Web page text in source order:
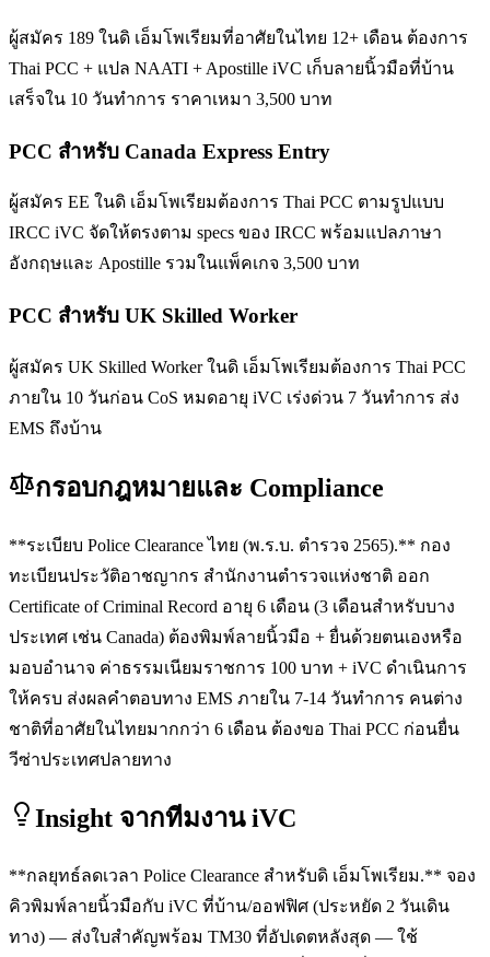
ผู้สมัคร 189 ในดิ เอ็มโพเรียมที่อาศัยในไทย 12+ เดือน ต้องการ
Thai PCC + แปล NAATI + Apostille iVC เก็บลายนิ้วมือที่บ้าน
เสร็จใน 10 วันทำการ ราคาเหมา 3,500 บาท
PCC สำหรับ Canada Express Entry
ผู้สมัคร EE ในดิ เอ็มโพเรียมต้องการ Thai PCC ตามรูปแบบ
IRCC iVC จัดให้ตรงตาม specs ของ IRCC พร้อมแปลภาษา
อังกฤษและ Apostille รวมในแพ็คเกจ 3,500 บาท
PCC สำหรับ UK Skilled Worker
ผู้สมัคร UK Skilled Worker ในดิ เอ็มโพเรียมต้องการ Thai PCC
ภายใน 10 วันก่อน CoS หมดอายุ iVC เร่งด่วน 7 วันทำการ ส่ง
EMS ถึงบ้าน
กรอบกฎหมายและ Compliance
**ระเบียบ Police Clearance ไทย (พ.ร.บ. ตำรวจ 2565).** กอง
ทะเบียนประวัติอาชญากร สำนักงานตำรวจแห่งชาติ ออก
Certificate of Criminal Record อายุ 6 เดือน (3 เดือนสำหรับบาง
ประเทศ เช่น Canada) ต้องพิมพ์ลายนิ้วมือ + ยื่นด้วยตนเองหรือ
มอบอำนาจ ค่าธรรมเนียมราชการ 100 บาท + iVC ดำเนินการ
ให้ครบ ส่งผลคำตอบทาง EMS ภายใน 7-14 วันทำการ คนต่าง
ชาติที่อาศัยในไทยมากกว่า 6 เดือน ต้องขอ Thai PCC ก่อนยื่น
วีซ่าประเทศปลายทาง
Insight จากทีมงาน iVC
**กลยุทธ์ลดเวลา Police Clearance สำหรับดิ เอ็มโพเรียม.** จอง
คิวพิมพ์ลายนิ้วมือกับ iVC ที่บ้าน/ออฟฟิศ (ประหยัด 2 วันเดิน
ทาง) — ส่งใบสำคัญพร้อม TM30 ที่อัปเดตหลังสุด — ใช้